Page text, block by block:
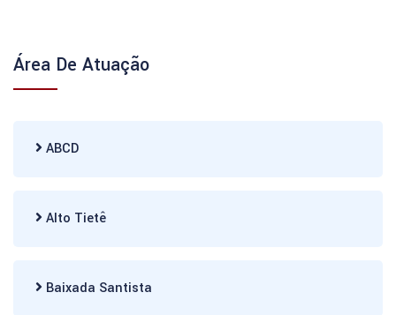
Área De Atuação
ABCD
Alto Tietê
Baixada Santista